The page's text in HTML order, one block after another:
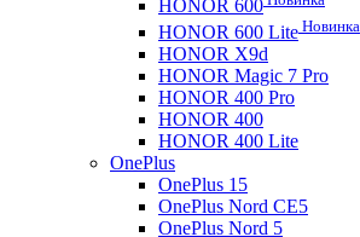
HONOR 600
HONOR 600 Lite Новинка
HONOR X9d
HONOR Magic 7 Pro
HONOR 400 Pro
HONOR 400
HONOR 400 Lite
OnePlus
OnePlus 15
OnePlus Nord CE5
OnePlus Nord 5